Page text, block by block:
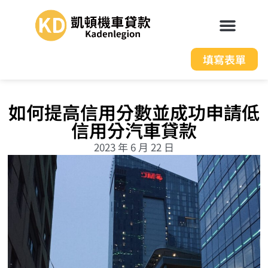
填寫表單
如何提高信用分數並成功申請低
信用分汽車貸款
2023 年 6 月 22 日